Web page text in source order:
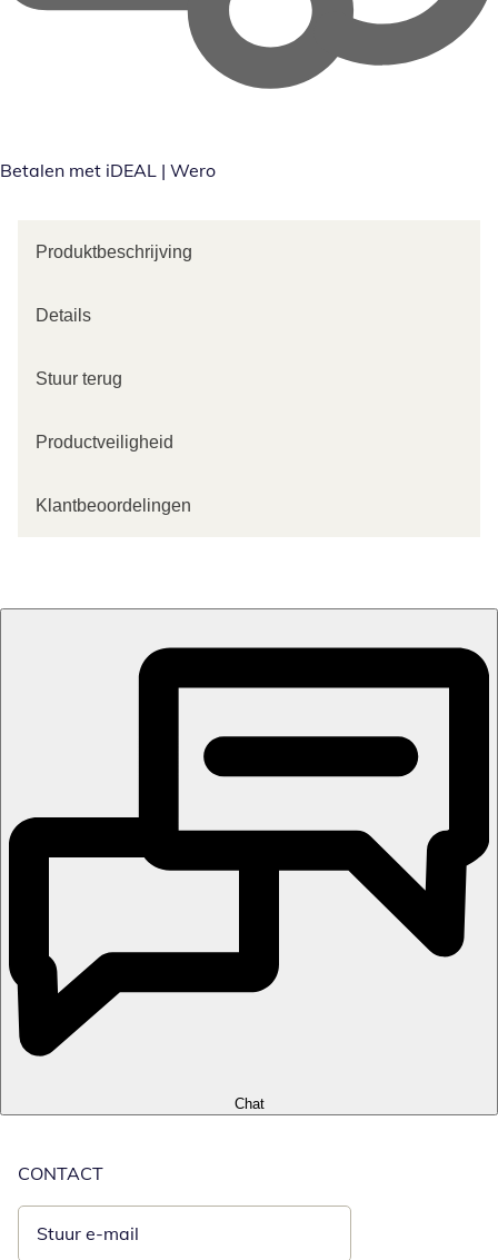
Betalen met iDEAL | Wero
Produktbeschrijving
Details
Stuur terug
Productveiligheid
Klantbeoordelingen
Chat
CONTACT
Stuur e-mail
Opent e-mailclient